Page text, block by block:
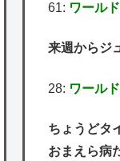
61: ワール
来週からジ
28: ワール
ちょうどタ
おまえら病